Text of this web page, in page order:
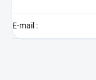
E-mail :